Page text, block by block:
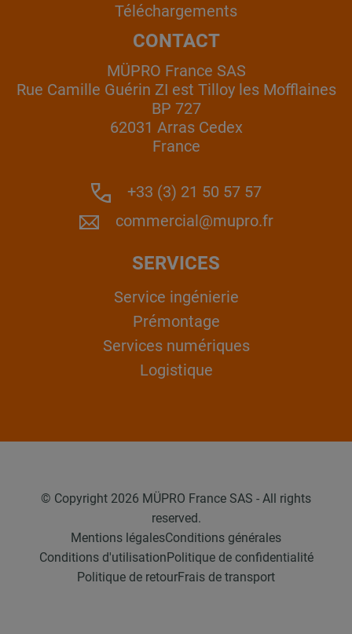
Téléchargements
CONTACT
MÜPRO France SAS
Rue Camille Guérin ZI est Tilloy les Mofflaines
BP 727
62031 Arras Cedex
France
+33 (3) 21 50 57 57
commercial@mupro.fr
SERVICES
Service ingénierie
Prémontage
Services numériques
Logistique
© Copyright 2026 MÜPRO France SAS - All rights
reserved.
Mentions légalesConditions générales
Conditions d'utilisationPolitique de confidentialité
Politique de retourFrais de transport